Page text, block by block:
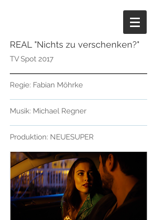
REAL "Nichts zu verschenken?"
TV Spot 2017
Regie: Fabian Möhrke
Musik: Michael Regner
Produktion: NEUESUPER